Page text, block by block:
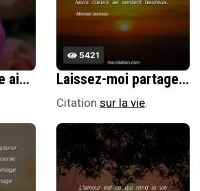
Aimer sans Ãªtre aimÃ©, pleurer sans Ãªtre consolÃ©, te voir partir sans pouvoir te retenir. VoilÃ ce que j'appelle souffrir !
5421
Laissez-moi partager et donner, mettre un sourire sur les visages des gens et faire en sorte que leurs cÅ“urs se sentent heureux.
Citation sur la vie.